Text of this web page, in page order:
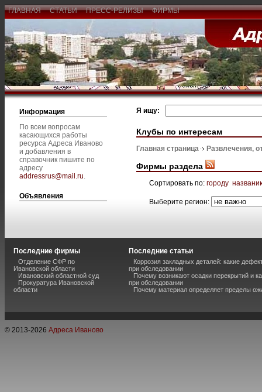
ГЛАВНАЯ СТАТЬИ ПРЕСС-РЕЛИЗЫ ФИРМЫ
Информация
По всем вопросам
касающихся работы
ресурса Адреса Иваново
и добавления в
справочник пишите по
адресу
addressrus@mail.ru.
Объявления
Я ищу:
Клубы по интересам
Главная страница Развлечения,
Фирмы раздела
Сортировать по: городу
Выберите регион:
Последние фирмы
Отделение СФР по
Ивановской области
Ивановский областной суд
Прокуратура Ивановской
области
Последние статьи
Коррозия закладных деталей: какие
при обследовании
Почему возникают осадки перекрытий и
при обследовании
Почему материал определяет пределы
© 2013-2026 Адреса Иваново